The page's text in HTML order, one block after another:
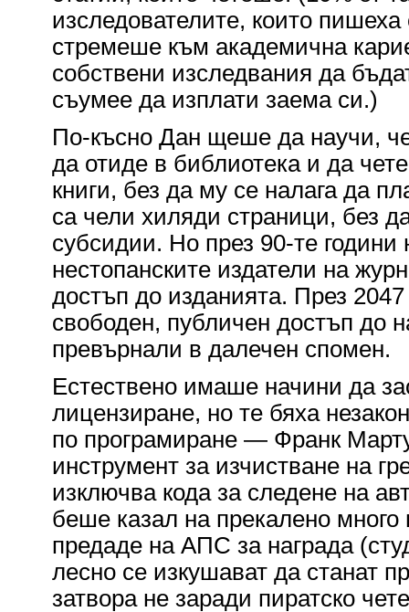
изследователите, които
стремеше към академична
собствени изследвания да
съумее да изплати заема си.)
По-късно Дан щеше да научи,
да отиде в библиотека и да
книги, без да му се налага да
са чели хиляди страници, без
субсидии. Но през 90-те години
нестопанските издатели на
достъп до изданията. През
свободен, публичен достъп до
превърнали в далечен спомен.
Естествено имаше начини да
лицензиране, но те бяха
по програмиране — Франк
инструмент за изчистване на
изключва кода за следене на
беше казал на прекалено много
предаде на АПС за награда
лесно се изкушават да станат
затвора не заради пиратско